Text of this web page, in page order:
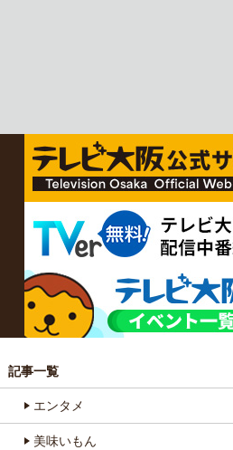
記事一覧
エンタメ
美味いもん